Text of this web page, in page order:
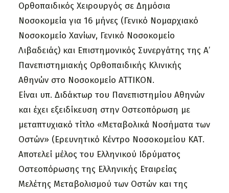
Ορθοπαιδικός Χειρουργός σε Δημόσια
Νοσοκομεία για 16 μήνες (Γενικό Νομαρχιακό
Νοσοκομείο Χανίων, Γενικό Νοσοκομείο
Λιβαδειάς) και Επιστημονικός Συνεργάτης της Α’
Πανεπιστημιακής Ορθοπαιδικής Κλινικής
Αθηνών στο Νοσοκομείο ΑΤΤΙΚΟΝ.
Είναι υπ. Διδάκτωρ του Πανεπιστημίου Αθηνών
και έχει εξειδίκευση στην Οστεοπόρωση με
μεταπτυχιακό τίτλο «Μεταβολικά Νοσήματα των
Οστών» (Ερευνητικό Κέντρο Νοσοκομείου ΚΑΤ.
Αποτελεί μέλος του Ελληνικού Ιδρύματος
Οστεοπόρωσης της Ελληνικής Εταιρείας
Μελέτης Μεταβολισμού των Οστών και της